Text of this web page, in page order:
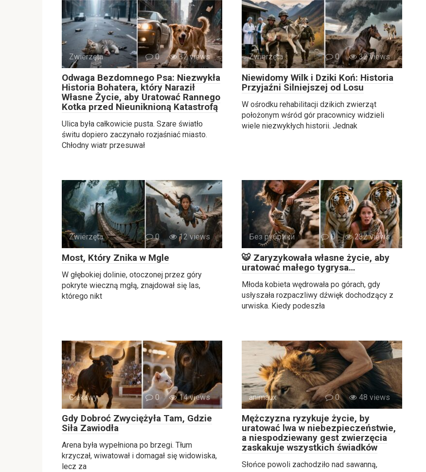
Zwierzęta 0 32 views
Odwaga Bezdomnego Psa: Niezwykła
Historia Bohatera, który Naraził
Własne Życie, aby Uratować Rannego
Kotka przed Nieuniknioną Katastrofą
Ulica była całkowicie pusta. Szare światło
świtu dopiero zaczynało rozjaśniać miasto.
Chłodny wiatr przesuwał
Zwierzęta 0 32 views
Niewidomy Wilk i Dziki Koń: Historia
Przyjaźni Silniejszej od Losu
W ośrodku rehabilitacji dzikich zwierząt
położonym wśród gór pracownicy widzieli
wiele niezwykłych historii. Jednak
Zwierzęta 0 12 views
Most, Który Znika w Mgle
W głębokiej dolinie, otoczonej przez góry
pokryte wieczną mgłą, znajdował się las,
którego nikt
Без рубрики 0 232 views
🐯 Zaryzykowała własne życie, aby
uratować małego tygrysa…
Młoda kobieta wędrowała po górach, gdy
usłyszała rozpaczliwy dźwięk dochodzący z
urwiska. Kiedy podeszła
Ciekawy 0 14 views
Gdy Dobroć Zwyciężyła Tam, Gdzie
Siła Zawiodła
Arena była wypełniona po brzegi. Tłum
krzyczał, wiwatował i domagał się widowiska,
lecz za
animaux 0 48 views
Mężczyzna ryzykuje życie, by
uratować lwa w niebezpieczeństwie,
a niespodziewany gest zwierzęcia
zaskakuje wszystkich świadków
Słońce powoli zachodziło nad sawanną,